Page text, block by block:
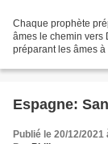
Chaque prophète
âmes le chemin vers
préparant les âmes
Espagne:
Publié le 20/12/2021